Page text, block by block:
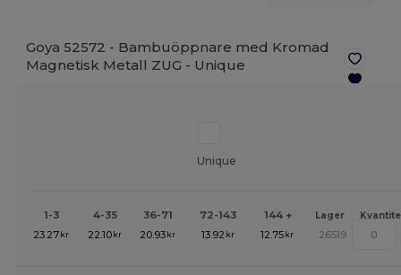
Goya 52572 - Bambuöppnare med Kromad
Magnetisk Metall ZUG - Unique
Unique
1-3 4-35 36-71 72-143 144 + Lager
23.27 kr 22.10 kr 20.93 kr 13.92 kr 12.75 kr 26519